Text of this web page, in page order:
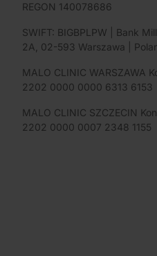
REGON 140078686
SWIFT: BIGBPLPW | Bank
2A, 02-593 Warszawa |
MALO CLINIC WARSZAWA
2202 0000 0000 6313 6153
MALO CLINIC SZCZECIN
2202 0000 0007 2348 1155